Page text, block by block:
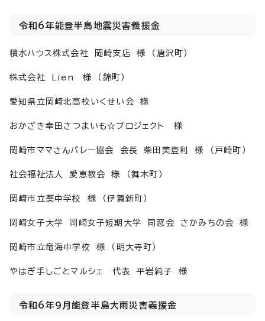
令和6年能登半島地震災害義援金
積水ハウス株式会社 岡崎支店 様 （唐沢町）
株式会社 Lien 様 （錦町）
愛知県立岡崎北高校いくせい会 様
おかざき幸田さつまいも☆プロジェクト 様
岡崎市ママさんバレー協会 会長 柴田美登利 様 （戸崎町）
社会福祉法人 愛恵教会 様 （舞木町）
岡崎市立葵中学校 様 （伊賀新町）
岡崎女子大学 岡崎女子短期大学 同窓会 さかみちの会 様
岡崎市立竜海中学校 様 （明大寺町）
やはぎ手しごとマルシェ 代表 平岩純子 様
令和6年9月能登半島大雨災害義援金